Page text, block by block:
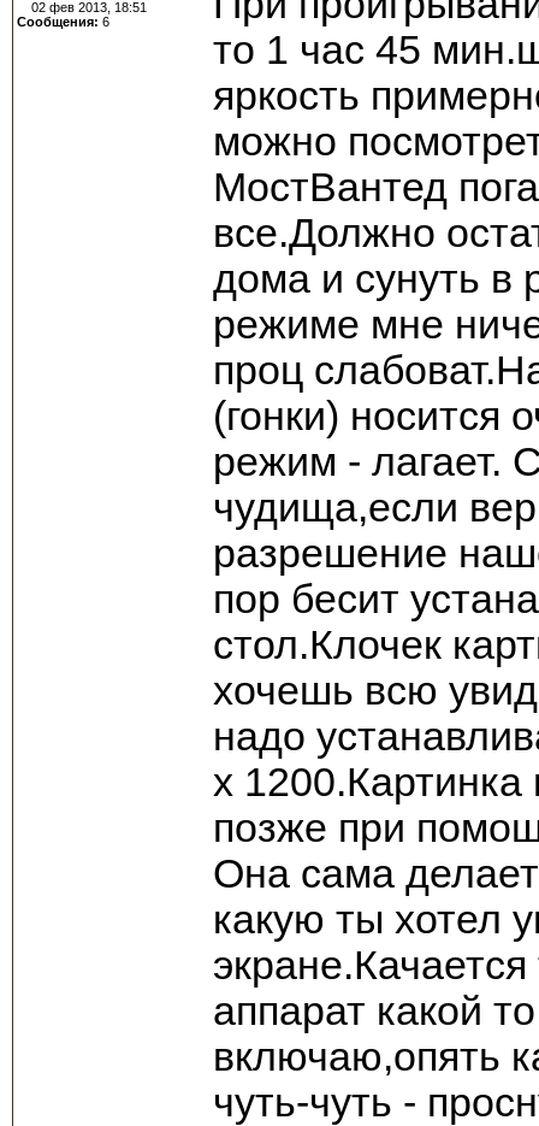
02 фев 2013, 18:51
Сообщения: 6
то 1 час 45
яркость
можно
МостВантед
все.Должно
дома и сунуть в
режиме мне
проц
(гонки) носится
режим - лагает.
чудища,если
разрешение
пор бесит
стол.Клочек
хочешь всю
надо
х 1200.Картинка
позже при
Она сама
какую ты хотел
аппарат какой
включаю,опять
чуть-чуть -